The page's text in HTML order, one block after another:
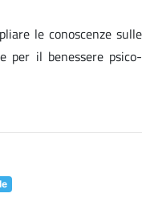
le conoscenze sulle
per il benessere psico-